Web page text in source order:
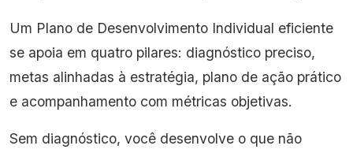
Um Plano de Desenvolvimento Individual eficiente
se apoia em quatro pilares: diagnóstico preciso,
metas alinhadas à estratégia, plano de ação prático
e acompanhamento com métricas objetivas.
Sem diagnóstico, você desenvolve o que não